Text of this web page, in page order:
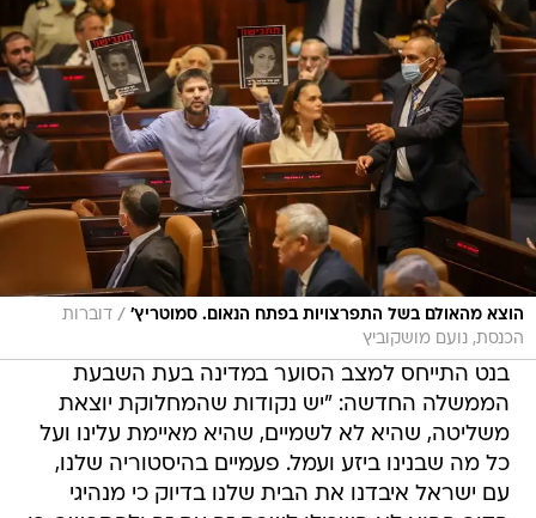
הוצא מהאולם בשל התפרצויות בפתח הנאום. סמוטריץ' / דוברות
הכנסת, נועם מושקוביץ
בנט התייחס למצב הסוער במדינה בעת השבעת
הממשלה החדשה: "יש נקודות שהמחלוקת יוצאת
משליטה, שהיא לא לשמיים, שהיא מאיימת עלינו ועל
כל מה שבנינו ביזע ועמל. פעמיים בהיסטוריה שלנו,
עם ישראל איבדנו את הבית שלנו בדיוק כי מנהיגי